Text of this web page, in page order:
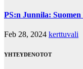
PS:n Junnila: Suomen
Feb 28, 2024 kerttuvali
YHTEYDENOTOT